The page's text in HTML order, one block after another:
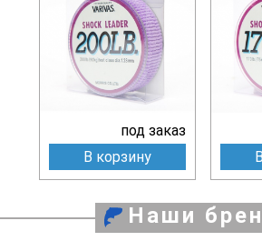
под заказ
В корзину
Наши